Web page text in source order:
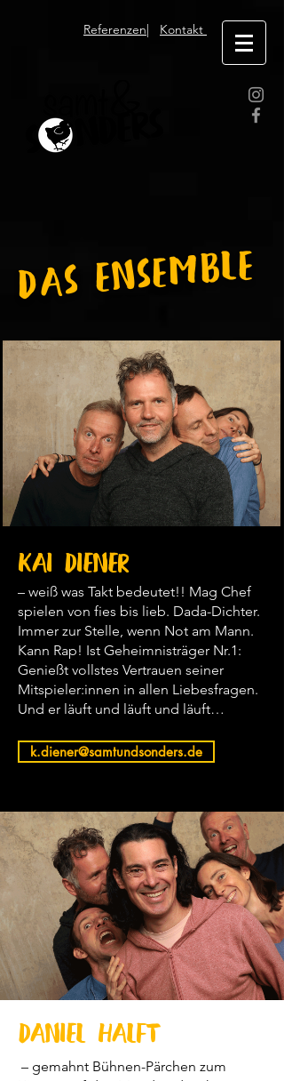
| Kontakt
Referenzen
Das Ensemble
Kai Diener
– weiß was Takt bedeutet!! Mag Chef
spielen von fies bis lieb. Dada-Dichter.
Immer zur Stelle, wenn Not am Mann.
Kann Rap! Ist Geheimnisträger Nr.1:
Genießt vollstes Vertrauen seiner
Mitspieler:innen in allen Liebesfragen.
Und er läuft und läuft und läuft…
k.diener@samtundsonders.de
Daniel Halft
– gemahnt Bühnen-Pärchen zum